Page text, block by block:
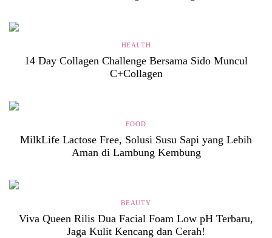
HEALTH
14 Day Collagen Challenge Bersama Sido Muncul
C+Collagen
FOOD
MilkLife Lactose Free, Solusi Susu Sapi yang Lebih
Aman di Lambung Kembung
BEAUTY
Viva Queen Rilis Dua Facial Foam Low pH Terbaru,
Jaga Kulit Kencang dan Cerah!